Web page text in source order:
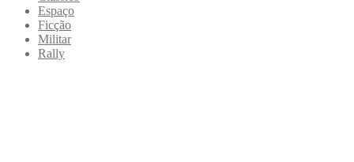
Espaço
Ficção
Militar
Rally